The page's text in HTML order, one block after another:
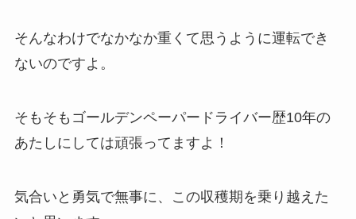
そんなわけでなかなか重くて思うように運転でき
ないのですよ。
そもそもゴールデンペーパードライバー歴10年の
あたしにしては頑張ってますよ！
気合いと勇気で無事に、この収穫期を乗り越えた